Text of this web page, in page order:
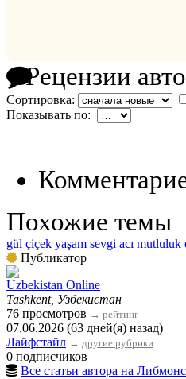
Рецензии
Сортировка:
Показывать по:
Похожие темы
gül çiçek yaşam sevgi acı mutluluk
Публикатор
Uzbekistan Online
Tashkent, Узбекистан
76 просмотров → рейтинг
07.06.2026 (63 дней(я) назад)
Лайфстайл → другие рубрики
0 подписчиков
Все статьи автора на